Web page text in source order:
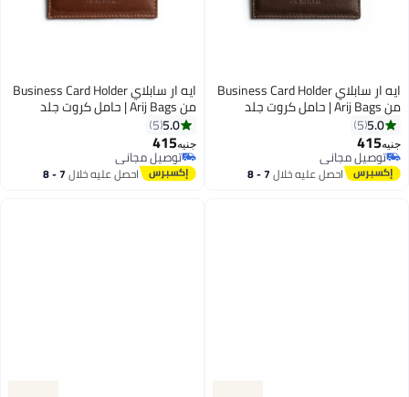
3
ايه ار سابلاي Business Card Holder
من Arij Bags | حامل كروت جلد
أماكن للكروت، مكان للنقود، تصميم
سم) (بني)
5.0
5
جنيه415
توصيل مجاني
توصيل مجانياحصل عليه خلال 7 - 8
3
ايه ار سابلاي Business Card Holder
من Arij Bags | حامل كروت جلد
أماكن للكروت، مكان للنقود، تصميم
سم) (هافان)
5.0
5
جنيه415
توصيل مجاني
توصيل مجانياحصل عليه خلال 7 - 8